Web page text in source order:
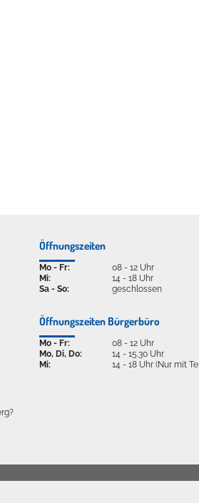
Öffnungszeiten
Mo - Fr:
Mi:
Sa - So:
08 - 12 Uhr
14 - 18 Uhr
geschlossen
Öffnungszeiten Bürgerbüro
Mo - Fr:
Mo, Di, Do:
Mi:
08 - 12 Uhr
14 - 15.30 Uhr
14 - 18 Uhr (Nur mit